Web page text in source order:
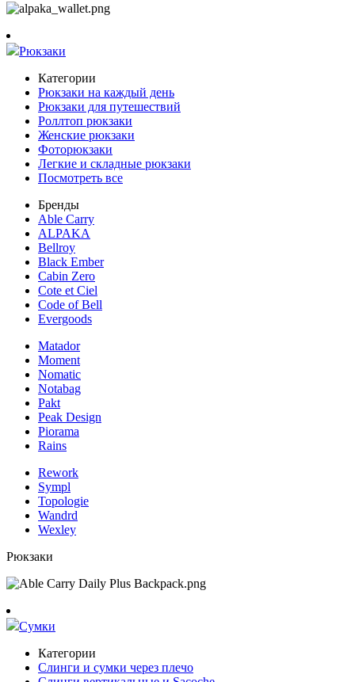
Рюкзаки
Категории
Рюкзаки на каждый день
Рюкзаки для путешествий
Роллтоп рюкзаки
Женские рюкзаки
Фоторюкзаки
Легкие и складные рюкзаки
Посмотреть все
Бренды
Able Carry
ALPAKA
Bellroy
Black Ember
Cabin Zero
Cote et Ciel
Code of Bell
Evergoods
Matador
Moment
Nomatic
Notabag
Pakt
Peak Design
Piorama
Rains
Rework
Sympl
Topologie
Wandrd
Wexley
Рюкзаки
Сумки
Категории
Слинги и сумки через плечо